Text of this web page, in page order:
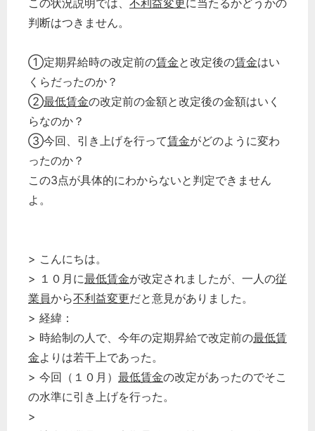
この状況説明では、 不利益変更に当たるかどうかの
判断はつきません。
①定期昇給時の改定前の賃金と改定後の賃金はい
くらだったのか？
②最低賃金の改定前の金額と改定後の金額はいく
らなのか？
③今回、引き上げを行って賃金がどのように変わ
ったのか？
この3点が具体的にわからないと判定できません
よ。
> こんにちは。
> １０月に最低賃金が改定されましたが、一人の従
業員から不利益変更だと意見がありました。
> 経緯：
> 時給制の人で、今年の定期昇給で改定前の最低賃
金よりは若干上であった。
> 今回（１０月） 最低賃金の改定があったのでそこ
の水準に引き上げを行った。
>